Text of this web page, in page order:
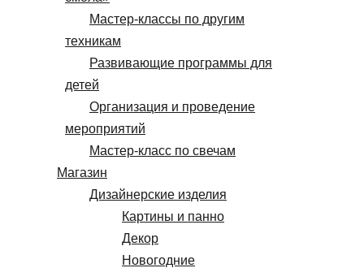
Мастер-классы по другим
техникам
Развивающие программы для
детей
Организация и проведение
мероприятий
Мастер-класс по свечам
Магазин
Дизайнерские изделия
Картины и панно
Декор
Новогодние